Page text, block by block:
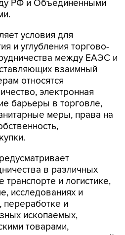
условия для
между ЕАЭС и
взаимный
относятся
электронная
барьеры в торговле,
меры, права на
транспорте и логистике,
исследованиях и
переработке и
ископаемых,
товарами,
в отношении халяльной